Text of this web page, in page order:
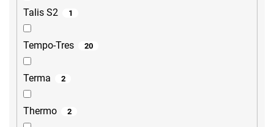
Talis S2 1
Tempo-Tres 20
Terma 2
Thermo 2